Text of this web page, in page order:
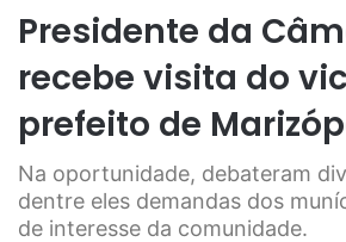
Presidente da
recebe visita do
prefeito de
Na oportunidade, debateram
dentre eles demandas dos
de interesse da comunidade.